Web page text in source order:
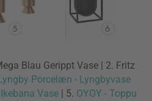
Blau Gerippt Vase | 2. Fritz
Porcelæn - Lyngbyvase
Vase | 5. OYOY - Toppu